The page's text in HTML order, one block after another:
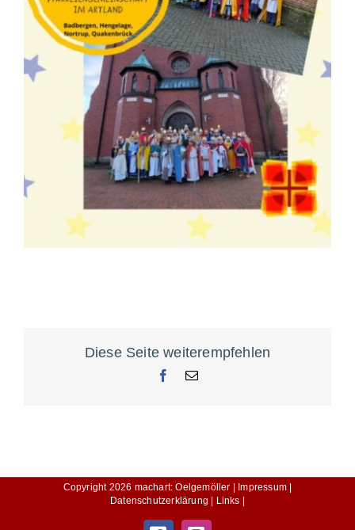
Diese Seite weiterempfehlen
Facebook
E-
Copyright 2026 machart: Oelgemöller |
Impressum |
Datenschutzerklärung |
Links |